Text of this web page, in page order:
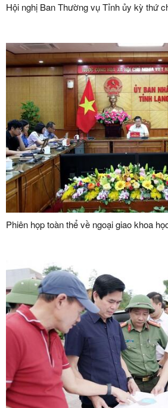
Hội nghị Ban Thường vụ Tỉnh ủy kỳ thứ
Phiên họp toàn thể về ngoại giao khoa